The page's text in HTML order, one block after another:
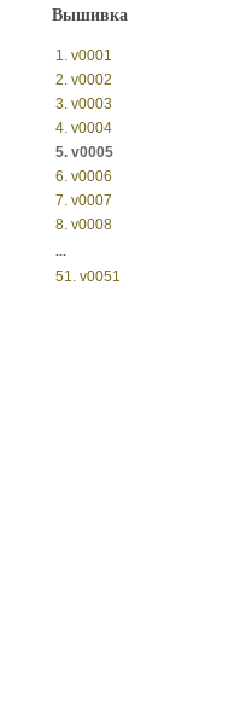
Вышивка
1. v0001
2. v0002
3. v0003
4. v0004
5. v0005
6. v0006
7. v0007
8. v0008
...
51. v0051